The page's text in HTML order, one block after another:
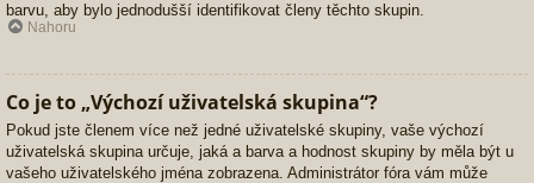
barvu, aby bylo jednodušší identifikovat členy těchto skupin.
Nahoru
Co je to „Výchozí uživatelská skupina“?
Pokud jste členem více než jedné uživatelské skupiny, vaše výchozí
uživatelská skupina určuje, jaká a barva a hodnost skupiny by měla být u
vašeho uživatelského jména zobrazena. Administrátor fóra vám může